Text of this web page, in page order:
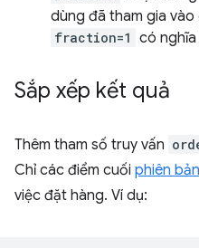
dùng đã tham gia vào
fraction=1 có
Sắp xếp kết quả
Thêm tham số truy vấn
Chỉ các điểm cuối phiên bản
việc đặt hàng. Ví dụ: